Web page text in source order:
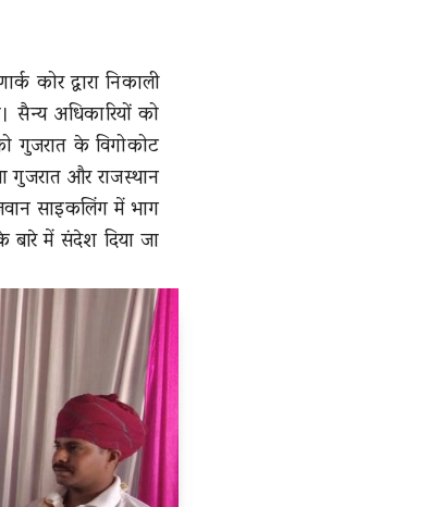
द्वारा निकाली
सैन्य अधिकारियों को
गुजरात के विगोकोट
गुजरात और राजस्थान
साइकलिंग में भाग
बारे में संदेश दिया जा